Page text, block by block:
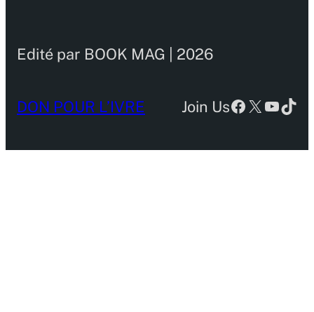
Edité par BOOK MAG | 2026
DON POUR L’IVRE Join UsFacebook
X